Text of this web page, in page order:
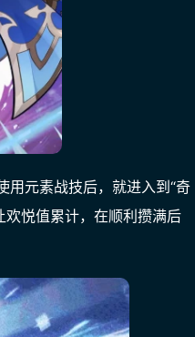
用元素战技后，就进入到“奇
悦值累计，在顺利攒满后